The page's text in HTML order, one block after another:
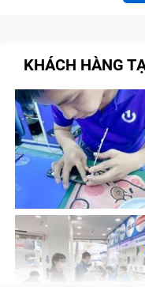
M.2 SSD
Dấu hiệu nhận
Ổ Hdd - Ssd 128G/
công)
Nguyên nhân ổ
128G/256G Asus
Quy trình nâng
- Ssd 128G/256G
trung tâm Bảo
Cam kết với
KHÁCH HÀNG